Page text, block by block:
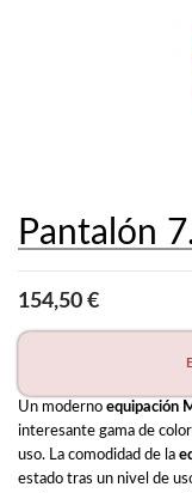
Pantalón
154,50 €
Un moderno equipación
interesante gama de
uso. La comodidad de la
estado tras un nivel de